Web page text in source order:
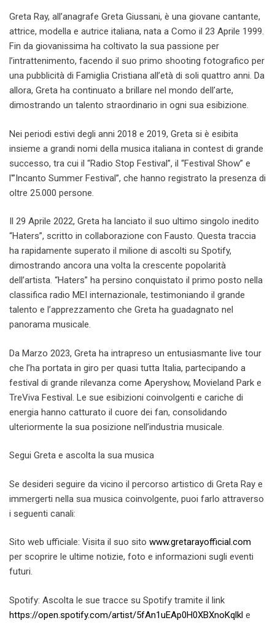
Greta Ray, all’anagrafe Greta Giussani, è una giovane cantante,
attrice, modella e autrice italiana, nata a Como il 23 Aprile 1999.
Fin da giovanissima ha coltivato la sua passione per
l’intrattenimento, facendo il suo primo shooting fotografico per
una pubblicità di Famiglia Cristiana all’età di soli quattro anni. Da
allora, Greta ha continuato a brillare nel mondo dell’arte,
dimostrando un talento straordinario in ogni sua esibizione.
Nei periodi estivi degli anni 2018 e 2019, Greta si è esibita
insieme a grandi nomi della musica italiana in contest di grande
successo, tra cui il “Radio Stop Festival”, il “Festival Show” e
l'”Incanto Summer Festival”, che hanno registrato la presenza di
oltre 25.000 persone.
Il 29 Aprile 2022, Greta ha lanciato il suo ultimo singolo inedito
“Haters”, scritto in collaborazione con Fausto. Questa traccia
ha rapidamente superato il milione di ascolti su Spotify,
dimostrando ancora una volta la crescente popolarità
dell’artista. “Haters” ha persino conquistato il primo posto nella
classifica radio MEI internazionale, testimoniando il grande
talento e l’apprezzamento che Greta ha guadagnato nel
panorama musicale.
Da Marzo 2023, Greta ha intrapreso un entusiasmante live tour
che l’ha portata in giro per quasi tutta Italia, partecipando a
festival di grande rilevanza come Aperyshow, Movieland Park e
TreViva Festival. Le sue esibizioni coinvolgenti e cariche di
energia hanno catturato il cuore dei fan, consolidando
ulteriormente la sua posizione nell’industria musicale.
Segui Greta e ascolta la sua musica
Se desideri seguire da vicino il percorso artistico di Greta Ray e
immergerti nella sua musica coinvolgente, puoi farlo attraverso
i seguenti canali:
Sito web ufficiale: Visita il suo sito www.gretarayofficial.com
per scoprire le ultime notizie, foto e informazioni sugli eventi
futuri.
Spotify: Ascolta le sue tracce su Spotify tramite il link
https://open.spotify.com/artist/5fAn1uEAp0H0XBXnoKqlkl e